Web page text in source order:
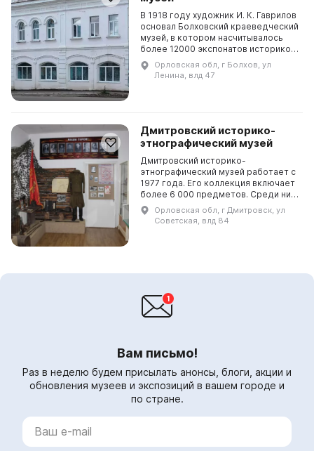
В 1918 году художник И. К. Гаврилов
основал Болховский краеведческий
музей, в котором насчитывалось
более 12000 экспонатов историко-
художественного направления,
начиная с XVI века. В годы Великой
Орловская обл, г Болхов, ул
Ленина, влд 47
Дмитровский историко-
этнографический музей
Дмитровский историко-
этнографический музей работает с
1977 года. Его коллекция включает
более 6 000 предметов. Среди них
особенно ценный мемориальный
фонд русского композитора
Василия Калиникова и пре...
Орловская обл, г Дмитровск, ул
Советская, влд 84
Вам письмо!
Раз в неделю будем присылать анонсы, блоги, акции и
обновления музеев и экспозиций в вашем городе и
по стране.